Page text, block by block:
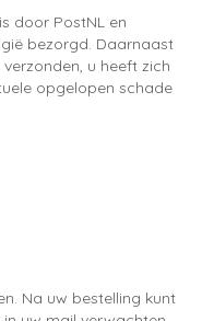
door PostNL en
bezorgd. Daarnaast
u heeft zich
opgelopen schade
Na uw bestelling kunt